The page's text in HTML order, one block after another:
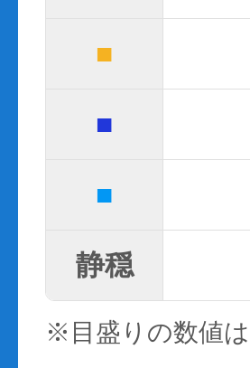
■
■
■
静穏
※目盛りの数値